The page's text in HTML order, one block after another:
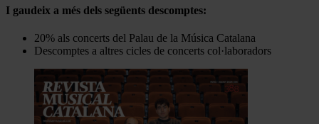
I gaudeix a més dels següents descomptes:
20% als concerts del Palau de la Música Catalana
Descomptes a altres cicles de concerts col·laboradors